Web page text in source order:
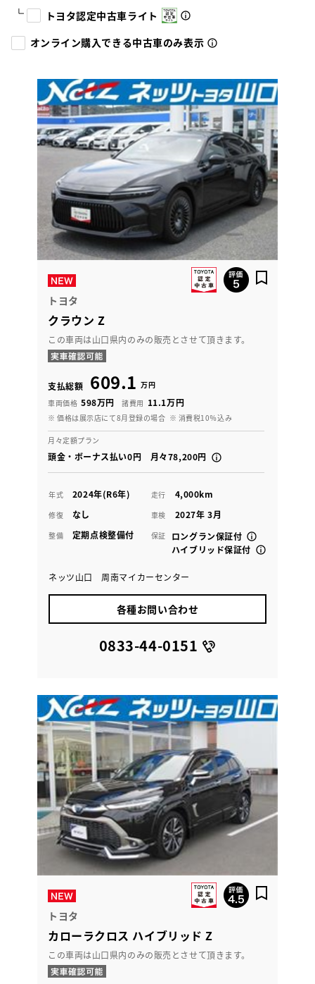
トヨタ認定中古車ライト
オンライン購入できる中古車のみ表示
トヨタ
クラウン Z
この車両は山口県内のみの販売とさせて頂きます。
支払総額 609.1 万円
車両価格 598万円 諸費用 11.1万円
※ 価格は展示店にて8月登録の場合 ※ 消費税10％込み
月々定額プラン
頭金・ボーナス払い0円 月々78,200円
年式 2024年(R6年) 走行 4,000km
修復 なし 車検 2027年 3月
整備 定期点検整備付 保証
ロングラン保証付
ハイブリッド保証付
ネッツ山口 周南マイカーセンター
各種お問い合わせ
0833-44-0151
トヨタ
カローラクロス ハイブリッド Z
この車両は山口県内のみの販売とさせて頂きます。